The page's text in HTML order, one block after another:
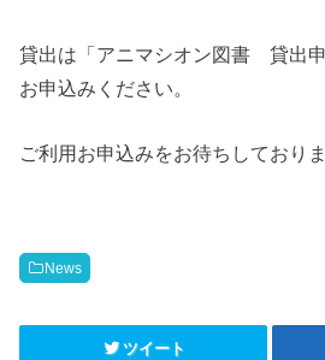
貸出は「アニマシオン図書 貸出
お申込みください。
ご利用お申込みをお待ちしておりま
News
ツイート